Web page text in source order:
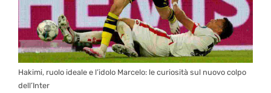
Hakimi, ruolo ideale e l’idolo Marcelo: le curiosità sul nuovo colpo
dell’Inter